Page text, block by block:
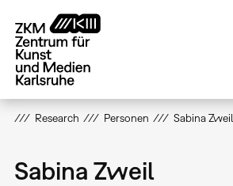
zum
Inhalt
Research Personen Sabina Zweil
Sabina Zweil